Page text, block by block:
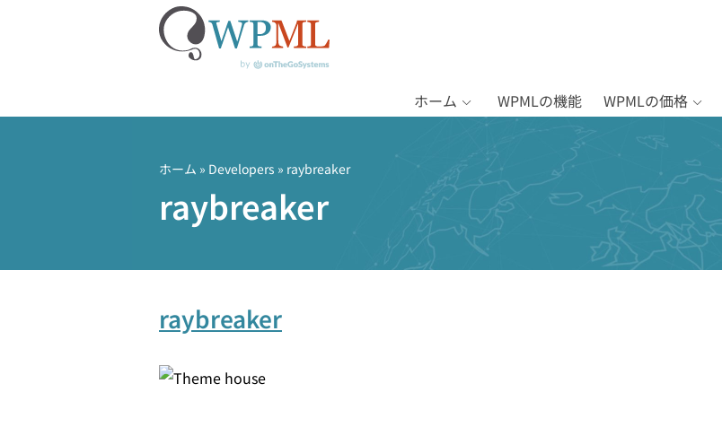
キ
ホーム WPMLの機能 WPMLの価格
ホーム » Developers » raybreaker
raybreaker
raybreaker